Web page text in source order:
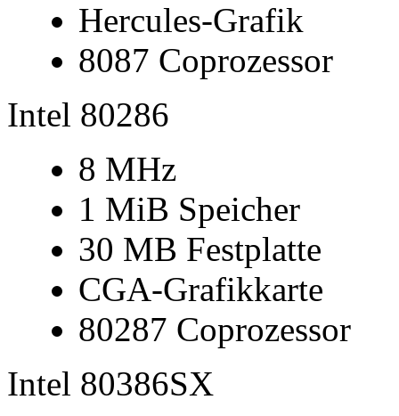
Hercules-Grafik
8087 Coprozessor
Intel 80286
8 MHz
1 MiB Speicher
30 MB Festplatte
CGA-Grafikkarte
80287 Coprozessor
Intel 80386SX